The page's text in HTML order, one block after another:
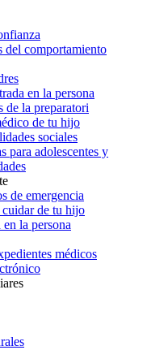
del comportamiento
en la persona
de la preparatori
de tu hijo
sociales
para adolescentes y
de emergencia
de tu hijo
la persona
médicos